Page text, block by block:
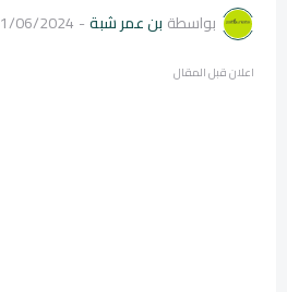
بواسطة بن عمر شبة-
1/06/2024
اعلان قبل المقال